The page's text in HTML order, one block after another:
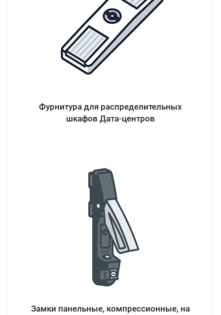
Фурнитура для распределительных
шкафов Дата-центров
Замки панельные, компрессионные, на